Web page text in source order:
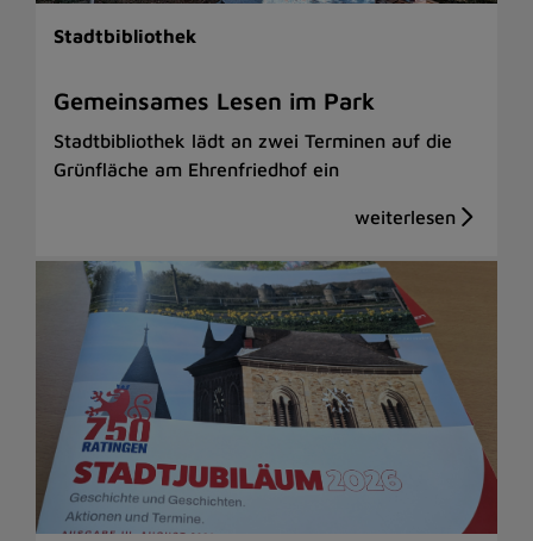
Stadtbibliothek
Gemeinsames Lesen im Park
Stadtbibliothek lädt an zwei Terminen auf die
Grünfläche am Ehrenfriedhof ein